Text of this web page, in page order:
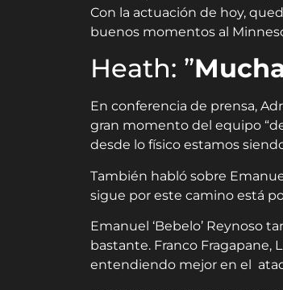
Con la actuación de hoy,
buenos momentos al
Heath: ”
En conferencia de prensa,
gran momento del equipo
desde lo físico estamos
También habló sobre
sigue por este camino está
Emanuel ‘Bebelo’ Reynoso
bastante. Franco
entendiendo mejor en el